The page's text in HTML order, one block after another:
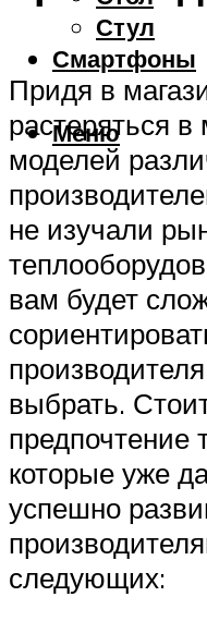
Стул
Смартфоны
Меню
Придя в
растеряться в
моделей
не изучали
вам будет
выбрать.
предпочтение
которые уже
успешно
следующих: